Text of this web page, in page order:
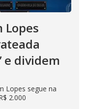
Lopes
e dividem
Lopes segue na
2.000